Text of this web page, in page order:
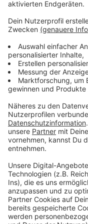
und schließt am
Anzeige
Weitere Infos
Anzeige
So hat Antenne
Kirmessaison in
Anzeige